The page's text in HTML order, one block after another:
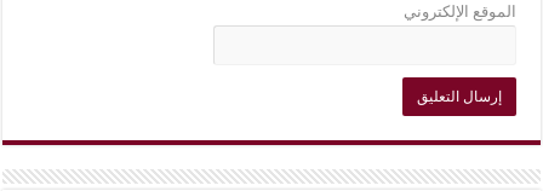
الموقع الإلكتروني